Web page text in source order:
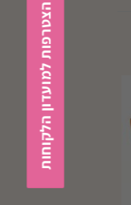
הצטרפות למועדון הלקוחות